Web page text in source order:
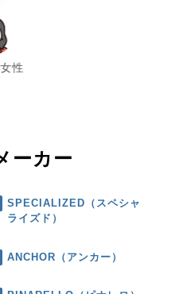
性
ーカー
SPECIALIZED（スペシャ
ライズド）
ANCHOR（アンカー）